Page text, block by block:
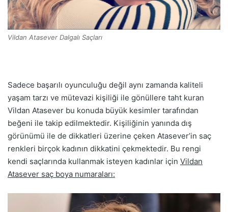
Vildan Atasever Dalgalı Saçları
Sadece başarılı oyunculuğu değil aynı zamanda kaliteli
yaşam tarzı ve mütevazi kişiliği ile gönüllere taht kuran
Vildan Atasever bu konuda büyük kesimler tarafından
beğeni ile takip edilmektedir. Kişiliğinin yanında dış
görünümü ile de dikkatleri üzerine çeken Atasever’in saç
renkleri birçok kadının dikkatini çekmektedir. Bu rengi
kendi saçlarında kullanmak isteyen kadınlar için Vildan
Atasever saç boya numaraları: